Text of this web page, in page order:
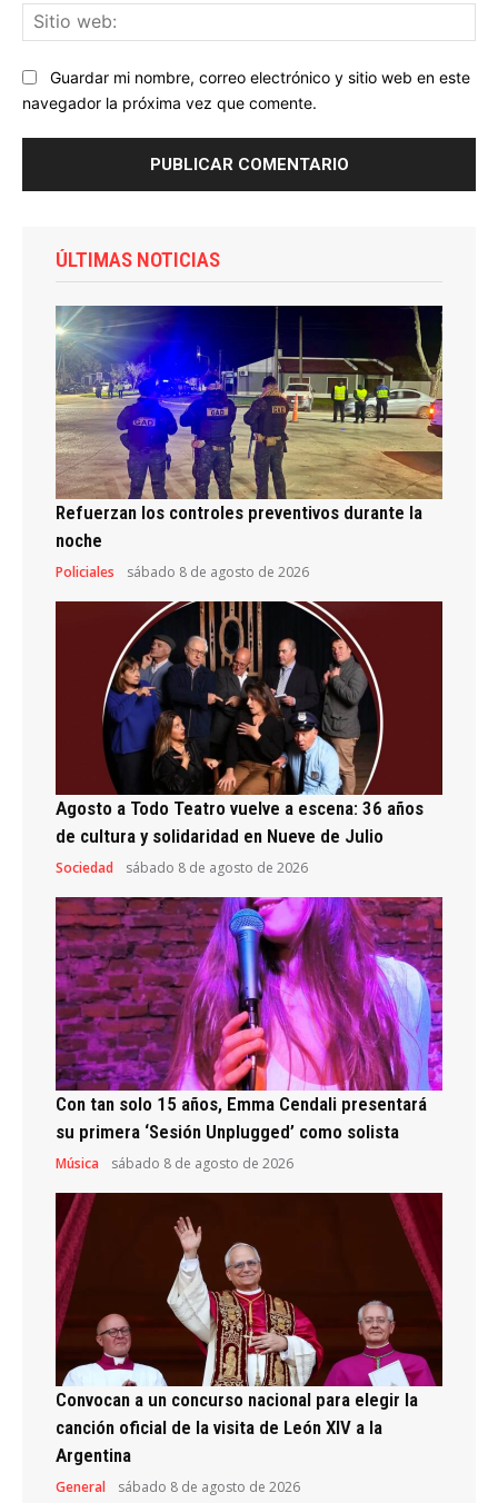
Guardar mi nombre, correo electrónico y sitio web en este
navegador la próxima vez que comente.
ÚLTIMAS NOTICIAS
Refuerzan los controles preventivos durante la
noche
Policiales sábado 8 de agosto de 2026
Agosto a Todo Teatro vuelve a escena: 36 años
de cultura y solidaridad en Nueve de Julio
Sociedad sábado 8 de agosto de 2026
Con tan solo 15 años, Emma Cendali presentará
su primera ‘Sesión Unplugged’ como solista
Música sábado 8 de agosto de 2026
Convocan a un concurso nacional para elegir la
canción oficial de la visita de León XIV a la
Argentina
General sábado 8 de agosto de 2026